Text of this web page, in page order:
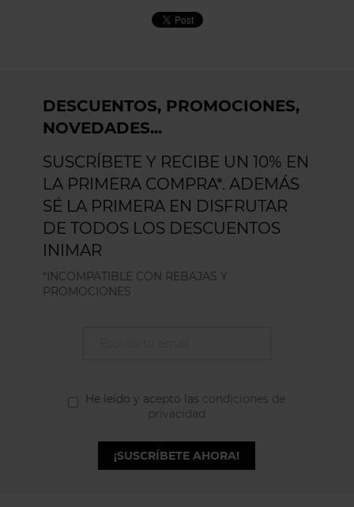
DESCUENTOS, PROMOCIONES,
NOVEDADES...
SUSCRÍBETE Y RECIBE UN 10% EN
LA PRIMERA COMPRA*. ADEMÁS
SÉ LA PRIMERA EN DISFRUTAR
DE TODOS LOS DESCUENTOS
INIMAR
*INCOMPATIBLE CON REBAJAS Y
PROMOCIONES
He leído y acepto las condiciones de
privacidad
¡SUSCRÍBETE AHORA!